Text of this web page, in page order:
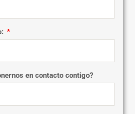
en contacto contigo?